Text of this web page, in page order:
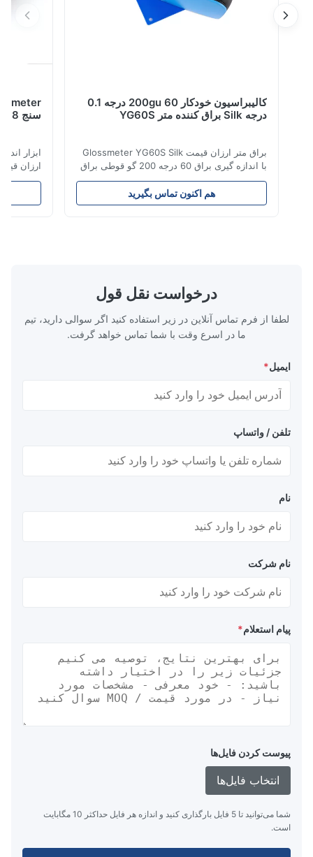
کالیبراسیون خودکار 200gu 60 درجه 0.1
درجه Silk براق کننده متر YG60S
براق متر ارزان قیمت Glossmeter YG60S Silk
با اندازه گیری براق 60 درجه 200 گو قوطی براق
اقتصادی 60 درجه YG60S مواد را با براق (0-
200Gu) آزمایش کنید و به طور کلی برای رنگ ،
جوهر ، لاک مخصوص روکش ، پوشش ، محصولات
هم اکنون تماس بگیرید
نیازهای
درخواست نقل قول
لطفا از فرم تماس آنلاین در زیر استفاده کنید اگر سوالی دارید، تیم
ما در اسرع وقت با شما تماس خواهد گرفت.
*
تلفن / واتساپ
نام شرکت
پیام استعلام*
پیوست کردن فایل‌ها
انتخاب فایل‌ها
شما می‌توانید تا 5 فایل بارگذاری کنید و اندازه هر فایل حداکثر 10 مگابایت